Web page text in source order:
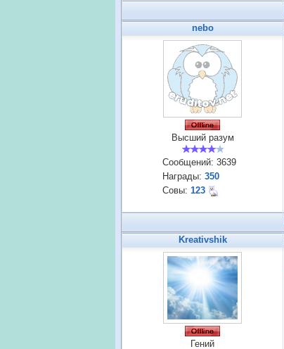
nebo
Высший разум
Сообщений: 3639
Награды: 350
Совы: 123
Kreativshik
Гений